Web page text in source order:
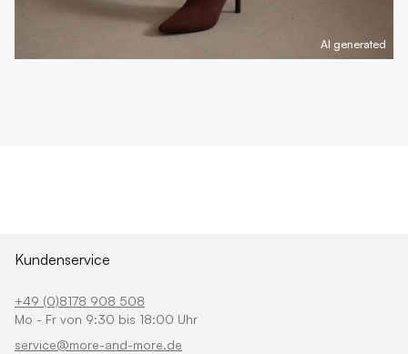
AI generated
Kundenservice
+49 (0)8178 908 508
Mo - Fr von 9:30 bis 18:00 Uhr
service@more-and-more.de